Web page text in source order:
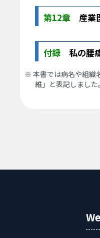
第12章 産業
付録 私の腰
※ 本書では病名や組織
維」と表記しました。